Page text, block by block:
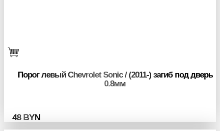
Порог левый Chevrolet Sonic / (2011-) загиб под дверь
0.8мм
48 BYN